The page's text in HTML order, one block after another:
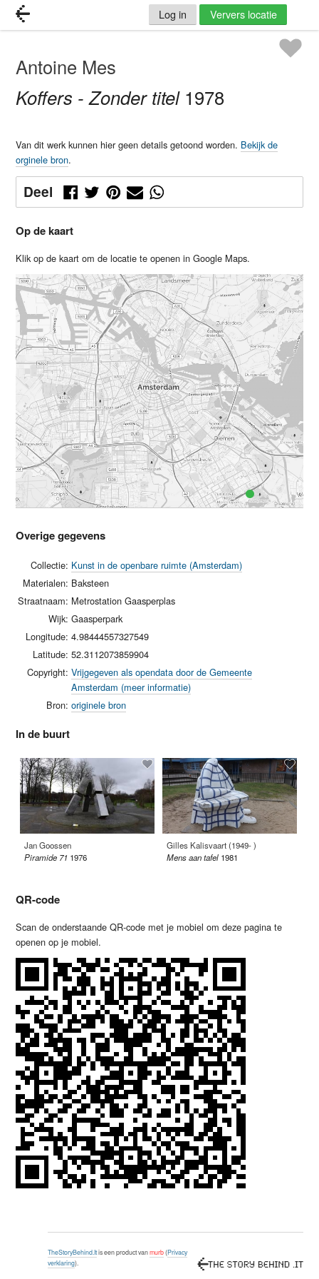
Log in Ververs locatie
Antoine Mes
Koffers - Zonder titel 1978
Van dit werk kunnen hier geen details getoond worden. Bekijk de
orginele bron.
Deel
Op de kaart
Klik op de kaart om de locatie te openen in Google Maps.
Overige gegevens
Collectie: Kunst in de openbare ruimte (Amsterdam)
Materialen: Baksteen
Straatnaam: Metrostation Gaasperplas
Wijk: Gaasperpark
Longitude: 4.98444557327549
Latitude: 52.3112073859904
Copyright: Vrijgegeven als opendata door de Gemeente
Amsterdam (meer informatie)
Bron: originele bron
In de buurt
Jan Goossen
Piramide 71 1976
Gilles Kalisvaart (1949- )
Mens aan tafel 1981
QR-code
Scan de onderstaande QR-code met je mobiel om deze pagina te
openen op je mobiel.
TheStoryBehind.Itis een product vanmurb(Privacy
verklaring).